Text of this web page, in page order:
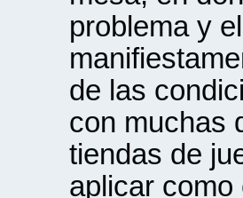
problema y
de las
con muchas
tiendas de
aplicar